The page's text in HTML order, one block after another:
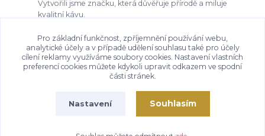
​Vytvořili jsme značku, která důvěřuje přírodě a miluje
kvalitní kávu.
Zobrazit všechny články
Pro základní funkčnost, zpříjemnění používání webu,
analytické účely a v případě udělení souhlasu také pro účely
cílení reklamy využíváme soubory cookies. Nastavení vlastních
preferencí cookies můžete kdykoli upravit odkazem ve spodní
části stránek.
Nastavení Souhlasím